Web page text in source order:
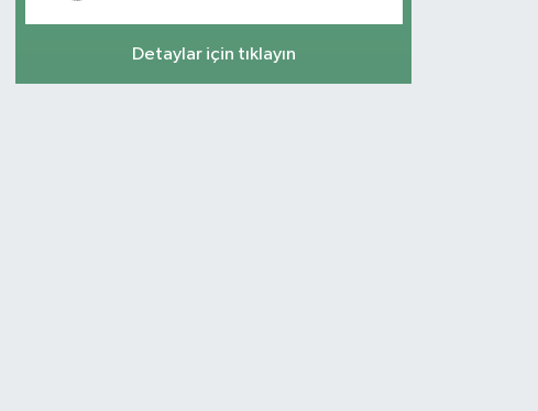
Detaylar için tıklayın